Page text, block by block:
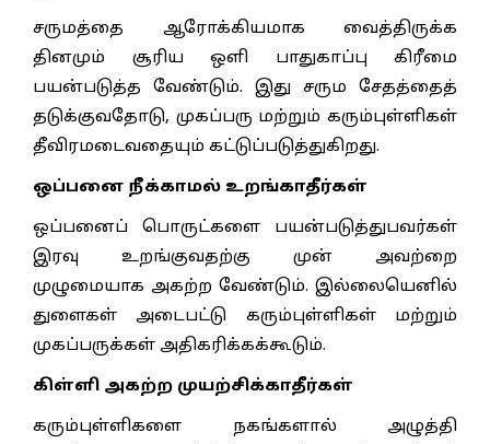
சருமத்தை ஆரோக்கியமாக வைத்திருக்க
தினமும் சூரிய ஒளி பாதுகாப்பு கிரீமை
பயன்படுத்த வேண்டும். இது சரும சேதத்தைத்
தடுக்குவதோடு, முகப்பரு மற்றும் கரும்புள்ளிகள்
தீவிரமடைவதையும் கட்டுப்படுத்துகிறது.
ஒப்பனை நீக்காமல் உறங்காதீர்கள்
ஒப்பனைப் பொருட்களை பயன்படுத்துபவர்கள்
இரவு உறங்குவதற்கு முன் அவற்றை
முழுமையாக அகற்ற வேண்டும். இல்லையெனில்
துளைகள் அடைபட்டு கரும்புள்ளிகள் மற்றும்
முகப்பருக்கள் அதிகரிக்கக்கூடும்.
கிள்ளி அகற்ற முயற்சிக்காதீர்கள்
கரும்புள்ளிகளை நகங்களால் அழுத்தி